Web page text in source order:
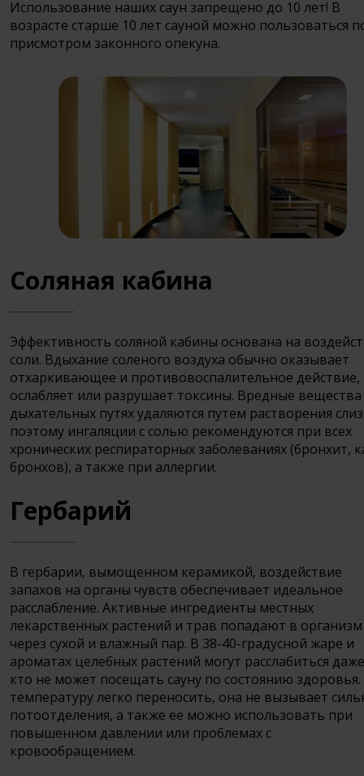
Использование наших саун запрещено до 10 лет! В
возрасте старше 10 лет сауной можно пользоваться
присмотром законного опекуна.
Соляная кабина
Эффективность соляной кабины основана на
соли. Вдыхание соленого воздуха обычно оказывает
отхаркивающее и противовоспалительное действие,
ослабляет или разрушает токсины. Вредные
дыхательных путях удаляются путем растворения
поэтому ингаляции с солью рекомендуются при всех
хронических респираторных заболеваниях (бронхит,
бронхов), а также при аллергии.
Гербарий
В гербарии, вымощенном керамикой, воздействие
запахов на органы чувств обеспечивает идеальное
расслабление. Активные ингредиенты местных
лекарственных растений и трав попадают в организм
через сухой и влажный пар. В 38-40-градусной жаре и
ароматах целебных растений могут расслабиться
кто не может посещать сауну по состоянию здоровья.
температуру легко переносить, она не вызывает
потоотделения, а также ее можно использовать при
повышенном давлении или проблемах с
кровообращением.